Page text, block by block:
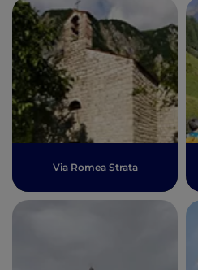
Via Romea Strata